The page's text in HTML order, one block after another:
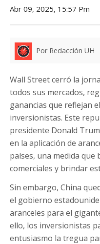
Abr 09, 2025, 15:57 Pm
Por Redacción UH
Wall Street cerró la
todos sus mercados,
ganancias que reflejan
inversionistas. Este
presidente Donald
en la aplicación de
países, una medida que
comerciales y brindar
Sin embargo, China
el gobierno
aranceles para el
ello, los inversionistas
entusiasmo la tregua